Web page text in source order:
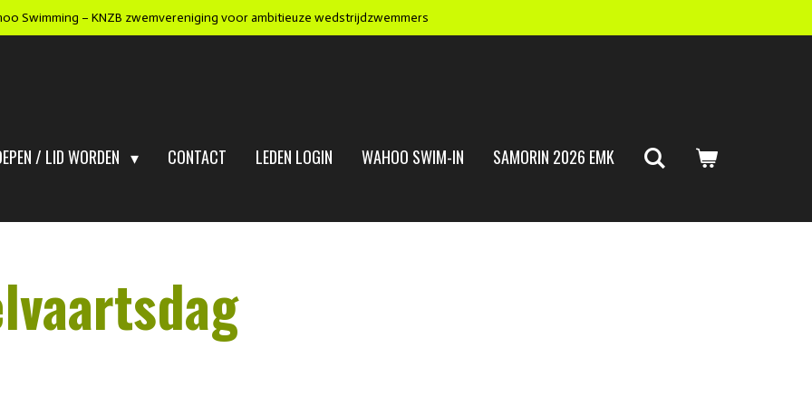
Swimming – KNZB zwemvereniging voor ambitieuze wedstrijdzwemmers
/ LID WORDEN CONTACT LEDEN LOGIN WAHOO SWIM-IN
SAMORIN 2026 EMK